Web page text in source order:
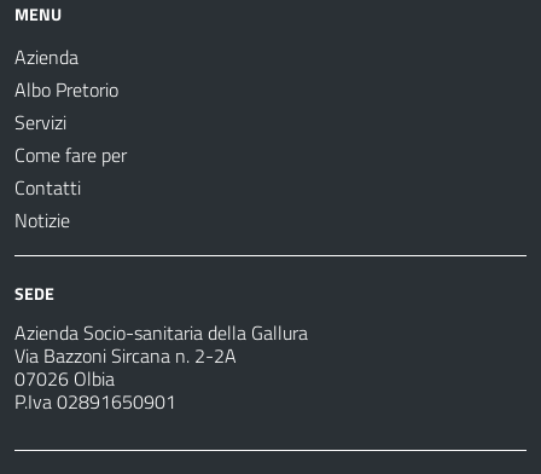
MENU
Azienda
Albo Pretorio
Servizi
Come fare per
Contatti
Notizie
SEDE
Azienda Socio-sanitaria della Gallura
Via Bazzoni Sircana n. 2-2A
07026 Olbia
P.Iva 02891650901